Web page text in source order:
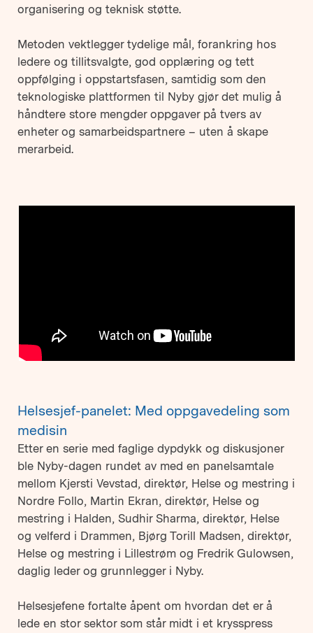
organisering og teknisk støtte.
Metoden vektlegger tydelige mål, forankring hos
ledere og tillitsvalgte, god opplæring og tett
oppfølging i oppstartsfasen, samtidig som den
teknologiske plattformen til Nyby gjør det mulig å
håndtere store mengder oppgaver på tvers av
enheter og samarbeidspartnere – uten å skape
merarbeid.
Helsesjef-panelet: Med oppgavedeling som
medisin
Etter en serie med faglige dypdykk og diskusjoner
ble Nyby-dagen rundet av med en panelsamtale
mellom Kjersti Vevstad, direktør, Helse og mestring i
Nordre Follo, Martin Ekran, direktør, Helse og
mestring i Halden, Sudhir Sharma, direktør, Helse
og velferd i Drammen, Bjørg Torill Madsen, direktør,
Helse og mestring i Lillestrøm og Fredrik Gulowsen,
daglig leder og grunnlegger i Nyby.
Helsesjefene fortalte åpent om hvordan det er å
lede en stor sektor som står midt i et krysspress